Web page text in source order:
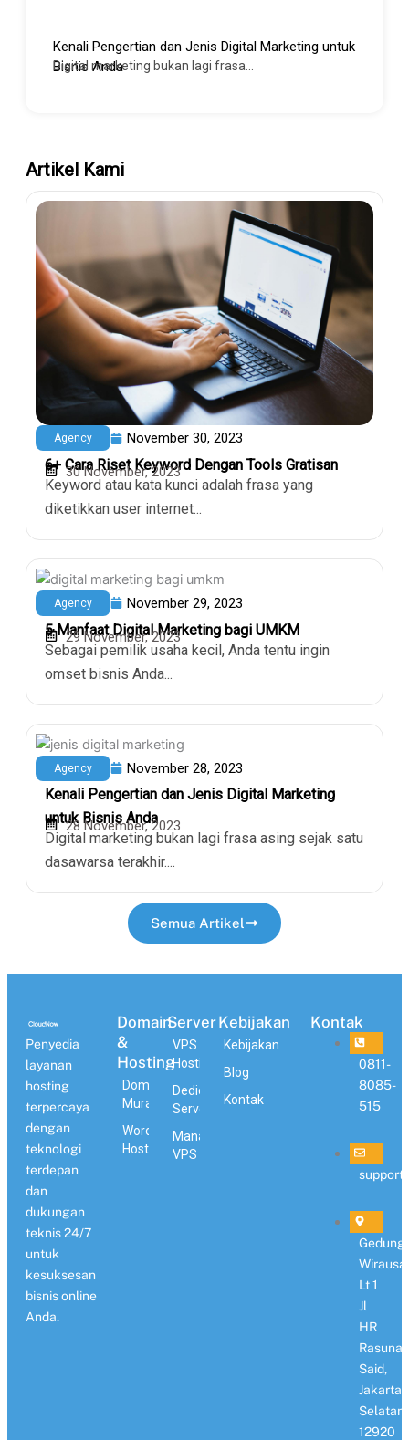
Kenali Pengertian dan Jenis Digital Marketing untuk
Bisnis Anda
Digital marketing bukan lagi frasa...
Artikel Kami
Agency November 30, 2023
6+ Cara Riset Keyword Dengan Tools Gratisan
30 November, 2023
Keyword atau kata kunci adalah frasa yang
diketikkan user internet...
Agency November 29, 2023
5 Manfaat Digital Marketing bagi UMKM
29 November, 2023
Sebagai pemilik usaha kecil, Anda tentu ingin
omset bisnis Anda...
Agency November 28, 2023
Kenali Pengertian dan Jenis Digital Marketing
untuk Bisnis Anda
28 November, 2023
Digital marketing bukan lagi frasa asing sejak satu
dasawarsa terakhir....
Semua Artikel
Penyedia
layanan
hosting
terpercaya
dengan
teknologi
terdepan
dan
dukungan
teknis 24/7
untuk
kesuksesan
bisnis online
Anda.
Domain
&
Hosting
Domain
Murah
WordPress
Hosting
Server
VPS
Hosting
Dedicated
Server
Managed
VPS
Kebijakan
Kebijakan
Blog
Kontak
Kontak
0811-
8085-
515
Gedung
Lt 1
Jl
HR
Rasuna
Said,
Jakarta
Selatan
12920